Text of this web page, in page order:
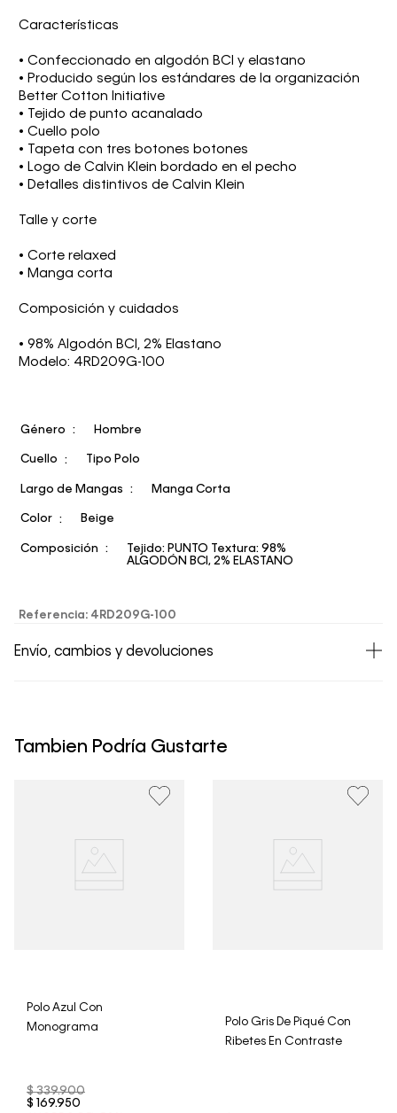
Características
• Confeccionado en algodón BCI y elastano
• Producido según los estándares de la organización
Better Cotton Initiative
• Tejido de punto acanalado
• Cuello polo
• Tapeta con tres botones botones
• Logo de Calvin Klein bordado en el pecho
• Detalles distintivos de Calvin Klein
Talle y corte
• Corte relaxed
• Manga corta
Composición y cuidados
• 98% Algodón BCI, 2% Elastano
Modelo: 4RD209G-100
Género Hombre
Cuello Tipo Polo
Largo de Mangas Manga Corta
Color Beige
Composición
Tejido: PUNTO Textura: 98%
ALGODÓN BCI, 2% ELASTANO
Referencia: 4RD209G-100
Envío, cambios y devoluciones
un período de 30 días calendario tras la recepción.
clientes, no aceptamos devoluciones en ropa interior y
Tambien Podría Gustarte
Polo Azul Con
Monograma
$ 339.900
$
169.950
Polo Gris De Piqué Con
Ribetes En Contraste